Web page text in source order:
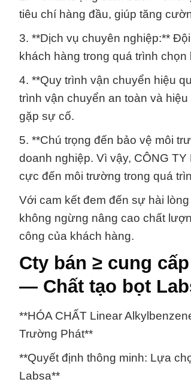
tiêu chí hàng đầu, giúp tăng
3. **Dịch vụ chuyên nghiệp:**
khách hàng trong quá trình
4. **Quy trình vận chuyển hiệu
trình vận chuyển an toàn và
gặp sự cố.
5. **Chú trọng đến bảo vệ môi
doanh nghiệp. Vì vậy, CÔNG
cực đến môi trường trong quá
Với cam kết đem đến sự hài
không ngừng nâng cao chất
công của khách hàng.
Cty bán ≥ cung
— Chất tạo bọt
**HÓA CHẤT Linear
Trường Phát**
**Quyết định thông minh: Lựa
Labsa**